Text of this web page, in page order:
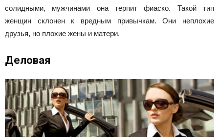
солидными, мужчинами она терпит фиаско. Такой тип
женщин склонен к вредным привычкам. Они неплохие
друзья, но плохие жены и матери.
Деловая